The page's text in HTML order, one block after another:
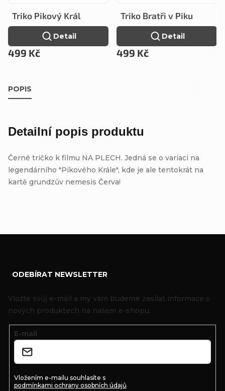
Triko Pikový Král
499 Kč
Detail
Triko Bratři v Piku
499 Kč
Detail
POPIS
Detailní popis produktu
Černé tričko k filmu NA PLECH. Jedná se o variaci na
legendárního "Pikového Krále", kde je ale tentokrát na
kartě grundzův nemesis Červa!
ODEBÍRAT NEWSLETTER
Vložte svůj e-mail a my vám budeme zasílat informace o
nových produktech na našem e-shopu.
E-mail
Vložením e-mailu souhlasíte s
podmínkami ochrany osobních údajů